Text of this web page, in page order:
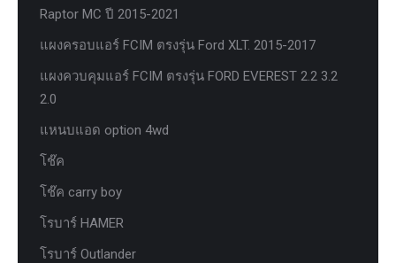
Raptor MC ปี 2015-2021
แผงครอบแอร์ FCIM ตรงรุ่น Ford XLT. 2015-2017
แผงควบคุมแอร์ FCIM ตรงรุ่น FORD EVEREST 2.2 3.2
2.0
แหนบแอด option 4wd
โช๊ค
โช๊ค carry boy
โรบาร์ HAMER
โรบาร์ Outlander